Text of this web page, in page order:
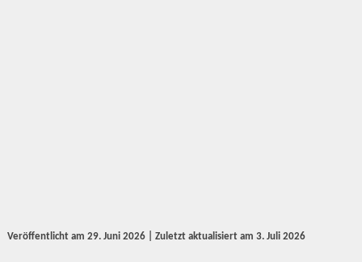
Veröffentlicht am 29. Juni 2026| Zuletzt aktualisiert am 3. Juli 2026